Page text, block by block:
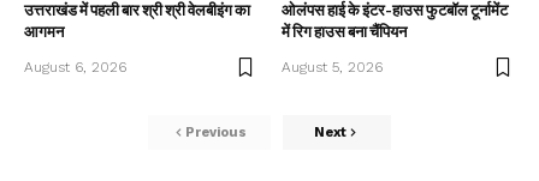
उत्तराखंड में पहली बार श्री श्री वेलबीइंग का
आगमन
August 6, 2026
ओलंपस हाई के इंटर-हाउस फुटबॉल टूर्नामेंट
में रिग हाउस बना चैंपियन
August 5, 2026
Previous Next